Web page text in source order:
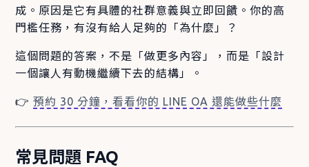
成。原因是它有具體的社群意義與立即回饋。你的高
門檻任務，有沒有給人足夠的「為什麼」？
這個問題的答案，不是「做更多內容」，而是「設計
一個讓人有動機繼續下去的結構」。
👉預約 30 分鐘，看看你的 LINE OA 還能做些什麼
常見問題 FAQ